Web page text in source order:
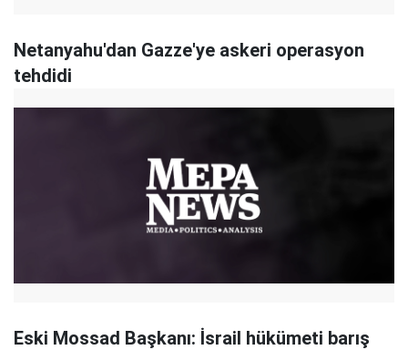
Netanyahu'dan Gazze'ye askeri operasyon
tehdidi
Eski Mossad Başkanı: İsrail hükümeti barış